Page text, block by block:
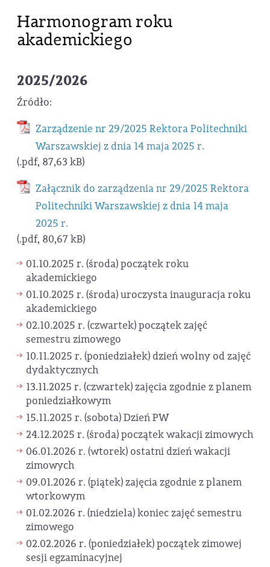
Harmonogram roku
akademickiego
2025/2026
Źródło:
Zarządzenie nr 29/2025 Rektora Politechniki
Warszawskiej z dnia 14 maja 2025 r.
(.pdf, 87,63 kB)
Załącznik do zarządzenia nr 29/2025 Rektora
Politechniki Warszawskiej z dnia 14 maja
2025 r.
(.pdf, 80,67 kB)
01.10.2025 r. (środa) początek roku
akademickiego
01.10.2025 r. (środa) uroczysta inauguracja roku
akademickiego
02.10.2025 r. (czwartek) początek zajęć
semestru zimowego
10.11.2025 r. (poniedziałek) dzień wolny od zajęć
dydaktycznych
13.11.2025 r. (czwartek) zajęcia zgodnie z planem
poniedziałkowym
15.11.2025 r. (sobota) Dzień PW
24.12.2025 r. (środa) początek wakacji zimowych
06.01.2026 r. (wtorek) ostatni dzień wakacji
zimowych
09.01.2026 r. (piątek) zajęcia zgodnie z planem
wtorkowym
01.02.2026 r. (niedziela) koniec zajęć semestru
zimowego
02.02.2026 r. (poniedziałek) początek zimowej
sesji egzaminacyjnej